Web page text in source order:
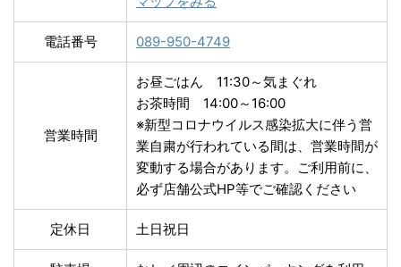
電話番号 089-950-4749
営業時間
お昼ごはん 11:30～⁡気まぐれ
お茶時間 14:00～16:00⁡
※新型コロナウイルス感染拡大に伴う営
業自粛が行われている間は、営業時間が
変動する場合があります。ご利用前に、
必ず店舗公式HP等でご確認ください
定休日 土日祝日